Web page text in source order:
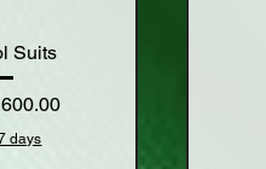
Suits
格
days